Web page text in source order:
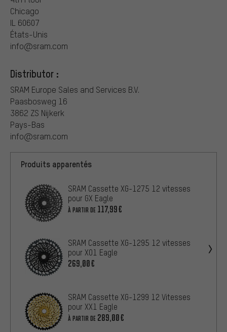
Chicago
IL 60607
États-Unis
info@sram.com
Distributor :
SRAM Europe Sales and Services B.V.
Paasbosweg 16
3862 ZS Nijkerk
Pays-Bas
info@sram.com
Produits apparentés
SRAM Cassette XG-1275 12 vitesses
pour GX Eagle
À PARTIR DE 117,99€
SRAM Cassette XG-1295 12 vitesses
pour X01 Eagle
269,00€
SRAM Cassette XG-1299 12 Vitesses
pour XX1 Eagle
À PARTIR DE 289,00€